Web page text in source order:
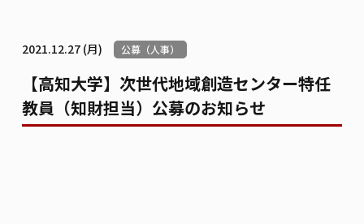
リンク集 学会書籍紹介 ご寄付のお願い
2021.12.27 (月) 公募（人事）
【高知大学】次世代地域創造センター特任
教員（知財担当）公募のお知らせ